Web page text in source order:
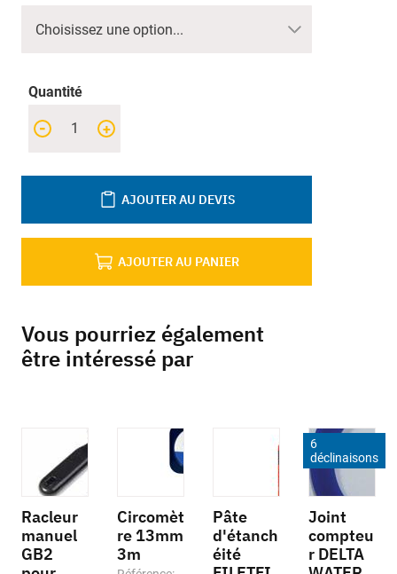
Quantité
+
-
AJOUTER AU PANIER
AJOUTER AU DEVIS
Vous pourriez également
être intéressé par
Racleur
manuel
GB2
Circomèt
re 13mm
3m
Pâte
d'étanch
éité
6
déclinaisons
Joint
compteu
r DELTA